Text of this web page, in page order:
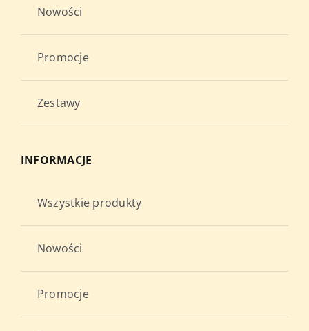
Nowości
Promocje
Zestawy
INFORMACJE
Wszystkie produkty
Nowości
Promocje